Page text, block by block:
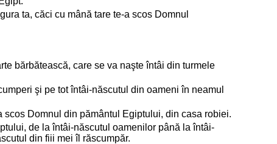
ta, căci cu mână tare te-a scos Domnul
bărbătească, care se va naşte întâi din turmele
şi pe tot întâi-născutul din oameni în neamul
Domnul din pământul Egiptului, din casa robiei.
de la întâi-născutul oamenilor până la întâi-
din fiii mei îl răscumpăr.